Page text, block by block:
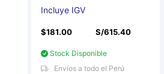
Incluye IGV
$181.00 S/615.40
Stock Disponible
Envíos a todo el Perú